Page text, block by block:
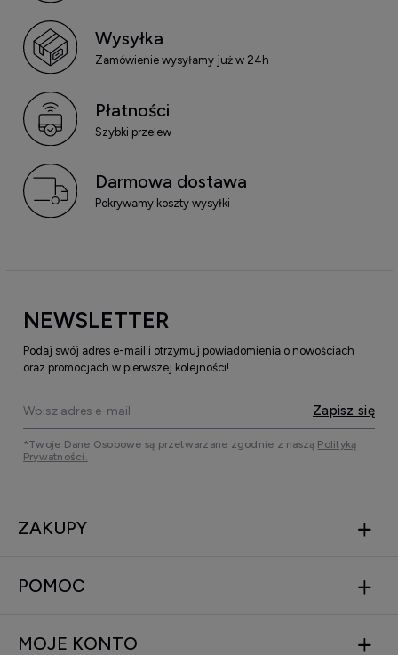
Wysyłka
Zamówienie wysyłamy już w 24h
Płatności
Szybki przelew
Darmowa dostawa
Pokrywamy koszty wysyłki
NEWSLETTER
Podaj swój adres e-mail i otrzymuj powiadomienia o nowościach
oraz promocjach w pierwszej kolejności!
Zapisz się
*Twoje Dane Osobowe są przetwarzane zgodnie z naszą Polityką
Prywatności.
ZAKUPY
POMOC
MOJE KONTO